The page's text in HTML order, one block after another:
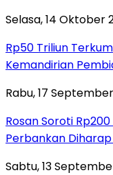
Selasa, 14 Oktober
Rp50 Triliun
Kemandirian
Rabu, 17
Rosan Soroti
Perbankan
Sabtu, 13